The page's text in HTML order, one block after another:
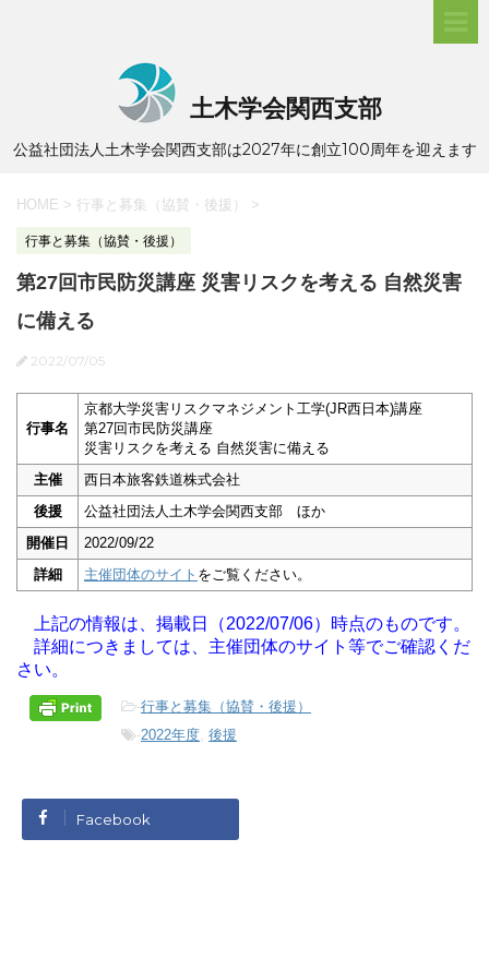
土木学会関西支部
公益社団法人土木学会関西支部は2027年に創立100周年を迎えます
HOME > 行事と募集（協賛・後援） >
行事と募集（協賛・後援）
第27回市民防災講座 災害リスクを考える 自然災害
に備える
2022/07/05
行事名
京都大学災害リスクマネジメント工学(JR西日本)講座
第27回市民防災講座
災害リスクを考える 自然災害に備える
主催
西日本旅客鉄道株式会社
後援
公益社団法人土木学会関西支部 ほか
開催日
2022/09/22
詳細
主催団体のサイト をご覧ください。
上記の情報は、掲載日（2022/07/06）時点のものです。
詳細につきましては、主催団体のサイト等でご確認くだ
さい。
-行事と募集（協賛・後援）
-2022年度, 後援
Facebook